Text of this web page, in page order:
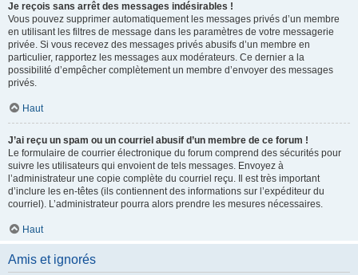
Je reçois sans arrêt des messages indésirables !
Vous pouvez supprimer automatiquement les messages privés d’un membre
en utilisant les filtres de message dans les paramètres de votre messagerie
privée. Si vous recevez des messages privés abusifs d’un membre en
particulier, rapportez les messages aux modérateurs. Ce dernier a la
possibilité d’empêcher complètement un membre d’envoyer des messages
privés.
Haut
J’ai reçu un spam ou un courriel abusif d’un membre de ce forum !
Le formulaire de courrier électronique du forum comprend des sécurités pour
suivre les utilisateurs qui envoient de tels messages. Envoyez à
l’administrateur une copie complète du courriel reçu. Il est très important
d’inclure les en-têtes (ils contiennent des informations sur l’expéditeur du
courriel). L’administrateur pourra alors prendre les mesures nécessaires.
Haut
Amis et ignorés